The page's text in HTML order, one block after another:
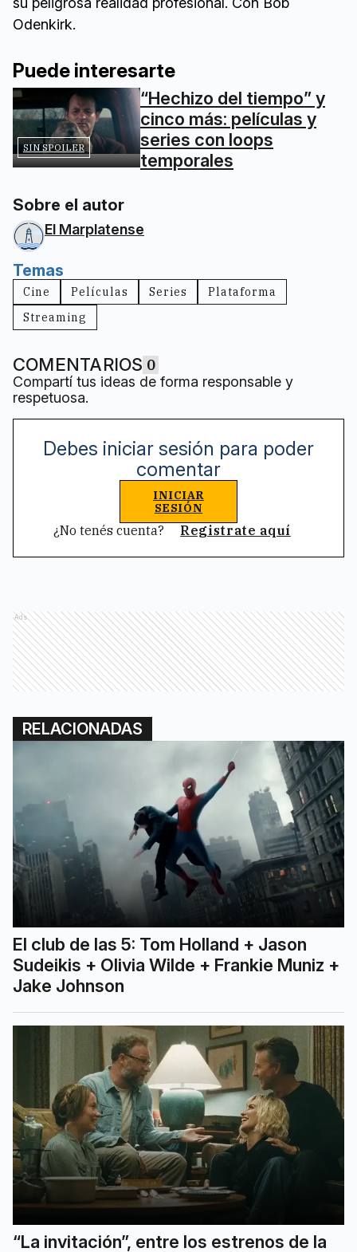
Odenkirk.
Puede interesarte
SIN SPOILER
“Hechizo del tiempo” y
cinco más: películas y
series con loops
temporales
Sobre el autor
El Marplatense
Temas
Cine Películas Series
Plataforma
Streaming
COMENTARIOS 0
Compartí tus ideas de forma responsable y
respetuosa.
Debes iniciar sesión para poder
comentar
INICIAR
SESIÓN
¿No tenés cuenta? Registrate aquí
Ads
RELACIONADAS
El club de las 5: Tom Holland + Jason
Sudeikis + Olivia Wilde + Frankie Muniz +
Jake Johnson
“La invitación”, entre los estrenos de la